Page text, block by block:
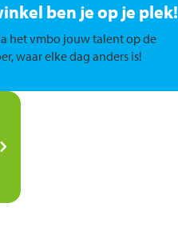
ben je op je plek!
het vmbo jouw talent op de
waar elke dag anders is!